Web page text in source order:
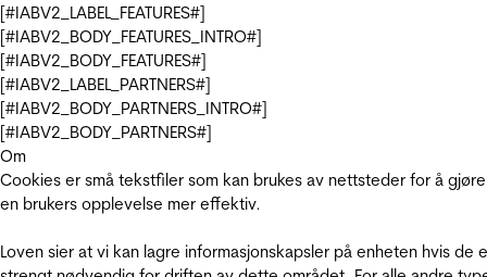
[#IABV2_LABEL_FEATURES#]
[#IABV2_BODY_FEATURES_INTRO#]
[#IABV2_BODY_FEATURES#]
[#IABV2_LABEL_PARTNERS#]
[#IABV2_BODY_PARTNERS_INTRO#]
[#IABV2_BODY_PARTNERS#]
Om
Cookies er små tekstfiler som kan brukes av nettsteder for å gjøre
en brukers opplevelse mer effektiv.
Loven sier at vi kan lagre informasjonskapsler på enheten hvis de